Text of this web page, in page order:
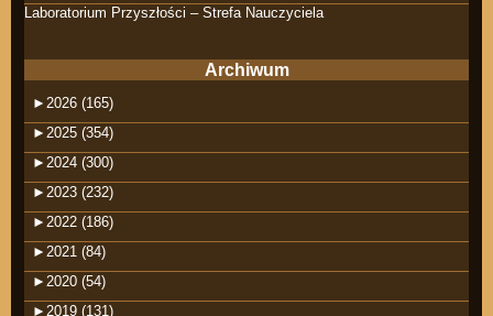
Laboratorium Przyszłości – Strefa Nauczyciela
Archiwum
► 2026 (165)
► 2025 (354)
► 2024 (300)
► 2023 (232)
► 2022 (186)
► 2021 (84)
► 2020 (54)
► 2019 (131)